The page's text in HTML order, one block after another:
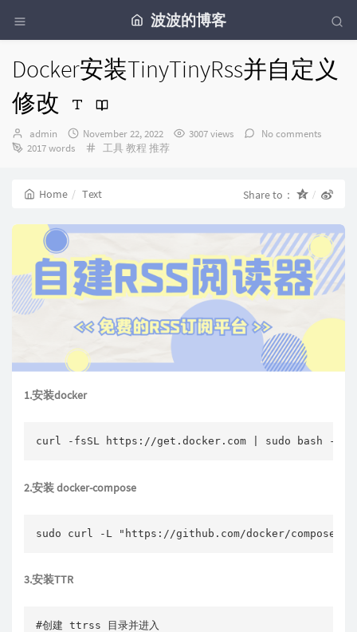
波波的博客
Docker安装TinyTinyRss并自定义
修改
Author：
admin
发
布
November 22, 2022 3007 views
No comments
2017 words
Categories：
工具 教程 推荐
Home Text Share to：
1.安装docker
curl -fsSL https://get.docker.com | sudo bash -s
2.安装 docker-compose
sudo curl -L "https://github.com/docker/compose/
3.安装TTR
#创建 ttrss 目录并进入